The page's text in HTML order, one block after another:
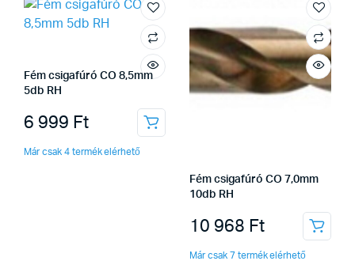
Fém csigafúró CO 8,5mm
5db RH
6 999 Ft
Már csak 4 termék elérhető
Fém csigafúró CO 7,0mm
10db RH
10 968 Ft
Már csak 7 termék elérhető